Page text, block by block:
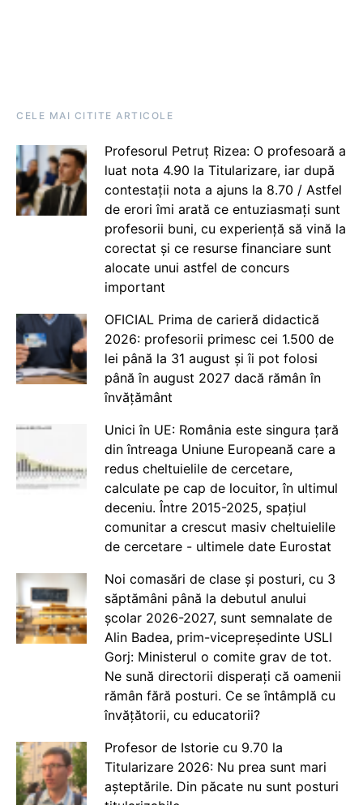
CELE MAI CITITE ARTICOLE
Profesorul Petruț Rizea: O profesoară a
luat nota 4.90 la Titularizare, iar după
contestații nota a ajuns la 8.70 / Astfel
de erori îmi arată ce entuziasmați sunt
profesorii buni, cu experiență să vină la
corectat și ce resurse financiare sunt
alocate unui astfel de concurs
important
OFICIAL Prima de carieră didactică
2026: profesorii primesc cei 1.500 de
lei până la 31 august și îi pot folosi
până în august 2027 dacă rămân în
învățământ
Unici în UE: România este singura țară
din întreaga Uniune Europeană care a
redus cheltuielile de cercetare,
calculate pe cap de locuitor, în ultimul
deceniu. Între 2015-2025, spațiul
comunitar a crescut masiv cheltuielile
de cercetare - ultimele date Eurostat
Noi comasări de clase și posturi, cu 3
săptămâni până la debutul anului
școlar 2026-2027, sunt semnalate de
Alin Badea, prim-vicepreședinte USLI
Gorj: Ministerul o comite grav de tot.
Ne sună directorii disperați că oamenii
rămân fără posturi. Ce se întâmplă cu
învățătorii, cu educatorii?
Profesor de Istorie cu 9.70 la
Titularizare 2026: Nu prea sunt mari
așteptările. Din păcate nu sunt posturi